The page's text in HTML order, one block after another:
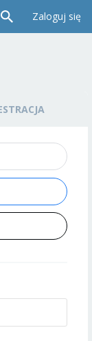
Zaloguj się